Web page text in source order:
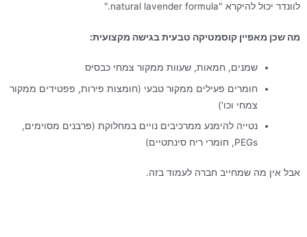
לוונדר יכול להיקרא "natural lavender formula."
מה שכן מאפיין קוסמטיקה טבעית בגישה מקצועית:
שמנים, חמאות, שעוות ממקור צמחי כבסיס
חומרים פעילים ממקור טבעי (חומצות פירות, פפטידים ממקור
צמחי וכו')
נטייה להימנע ממרכיבים נויים במחלוקת (פרבנים מסוימים,
PEGs, חומרי ריח סינתטיים)
אבל אין מה שמחייב חברה לעמוד בזה.